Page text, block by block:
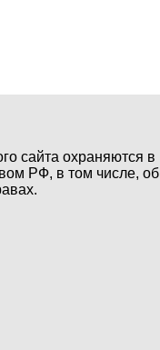
сайта охраняются в
РФ, в том числе, об